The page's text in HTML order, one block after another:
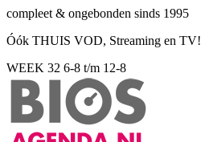
compleet & ongebonden sinds 1995
Óók THUIS VOD, Streaming en TV!
WEEK 32 6-8 t/m 12-8